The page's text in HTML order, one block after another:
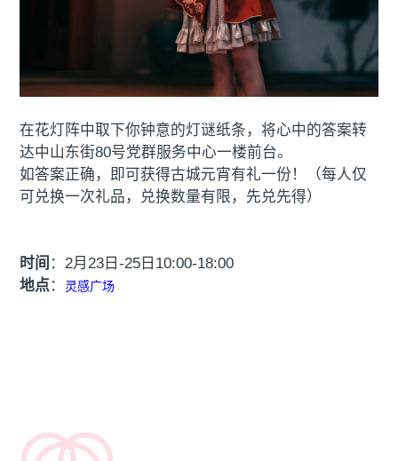
在花灯阵中取下你钟意的灯谜纸条，将心中的答案转
达中山东街80号党群服务中心一楼前台。
如答案正确，即可获得古城元宵有礼一份！（每人仅
可兑换一次礼品，兑换数量有限，先兑先得）
时间 ：2月23日-25日10:00-18:00
地点 ： 灵感广场